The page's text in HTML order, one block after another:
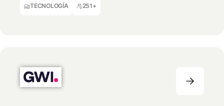
TECNOLOGÍA 251+
Responsable Financiero